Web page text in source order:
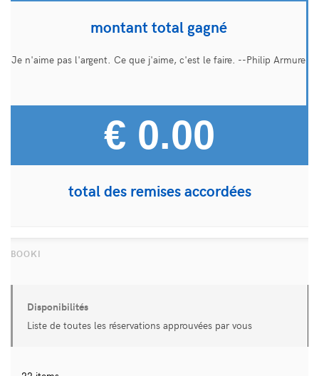
montant total gagné
Je n'aime pas l'argent. Ce que j'aime, c'est le faire. --Philip Armure
€ 0.00
total des remises accordées
Disponibilités
Liste de toutes les réservations approuvées par vous